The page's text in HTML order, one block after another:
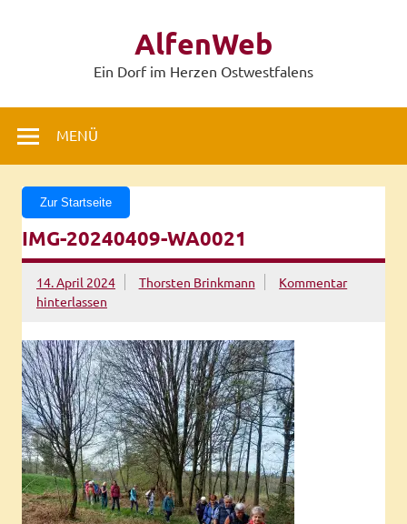
AlfenWeb
Ein Dorf im Herzen Ostwestfalens
MENÜ
Zur Startseite
IMG-20240409-WA0021
14. April 2024 Thorsten Brinkmann
Kommentar
hinterlassen